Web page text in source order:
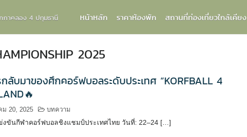
กาคลอง 4 ปทุมธานี หน้าหลัก ราคาห้องพัก สถานที่ท่องเที่ยวใกล้เคียง
2025
กลับมาของศึกคอร์ฟบอลระดับประเทศ “KORFBALL 4
ม 20, 2025 บทความ
งขันกีฬาคอร์ฟบอลชิงแชมป์ประเทศไทย วันที่: 22–24 […]